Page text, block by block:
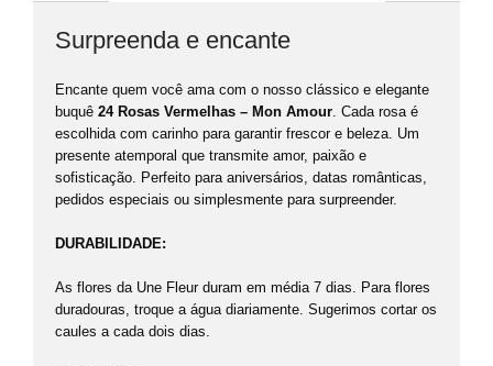
Surpreenda e encante
Encante quem você ama com o nosso clássico e elegante
buquê 24 Rosas Vermelhas – Mon Amour. Cada rosa é
escolhida com carinho para garantir frescor e beleza. Um
presente atemporal que transmite amor, paixão e
sofisticação. Perfeito para aniversários, datas românticas,
pedidos especiais ou simplesmente para surpreender.
DURABILIDADE:
As flores da Une Fleur duram em média 7 dias. Para flores
duradouras, troque a água diariamente. Sugerimos cortar os
caules a cada dois dias.